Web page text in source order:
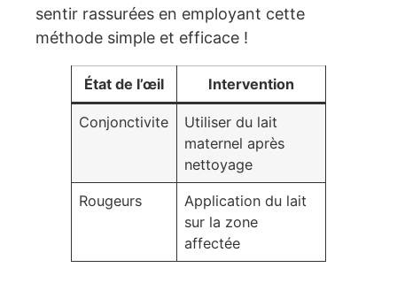
sentir rassurées en employant cette
méthode simple et efficace !
État de l’œil Intervention
Conjonctivite
Utiliser du lait
maternel après
nettoyage
Rougeurs
Application du lait
sur la zone
affectée